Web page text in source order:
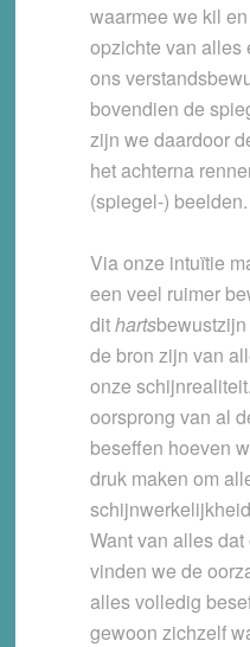
waarmee we kil
opzichte van alles
ons
bovendien de
zijn we daardoor
het achterna
(spiegel-) beelden.
Via onze intuïtie
een veel ruimer
ditharts
de bron zijn van
onze
oorsprong van al
beseffen hoeven
druk maken om
Want van alles
vinden we de
alles volledig
gewoon zichzelf